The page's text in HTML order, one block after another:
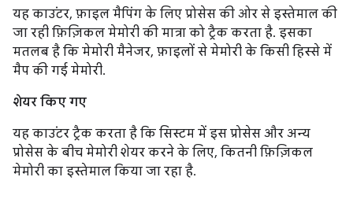
यह काउंटर, फ़ाइल मैपिंग के लिए प्रोसेस की ओर से इस्तेमाल की
जा रही फ़िज़िकल मेमोरी की मात्रा को ट्रैक करता है. इसका
मतलब है कि मेमोरी मैनेजर, फ़ाइलों से मेमोरी के किसी हिस्से में
मैप की गई मेमोरी.
शेयर किए गए
यह काउंटर ट्रैक करता है कि सिस्टम में इस प्रोसेस और अन्य
प्रोसेस के बीच मेमोरी शेयर करने के लिए, कितनी फ़िज़िकल
मेमोरी का इस्तेमाल किया जा रहा है.